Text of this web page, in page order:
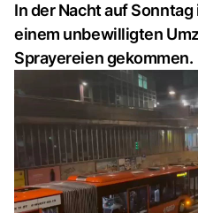
In der Nacht auf
einem unbewilligten
Sprayereien gekommen.